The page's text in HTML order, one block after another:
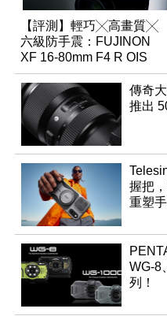
【評測】輕巧╳高畫質╳
六級防手震：FUJINON
XF 16-80mm F4 R OIS
WR
傳奇
推出
握把
重塑
WG-8
列！